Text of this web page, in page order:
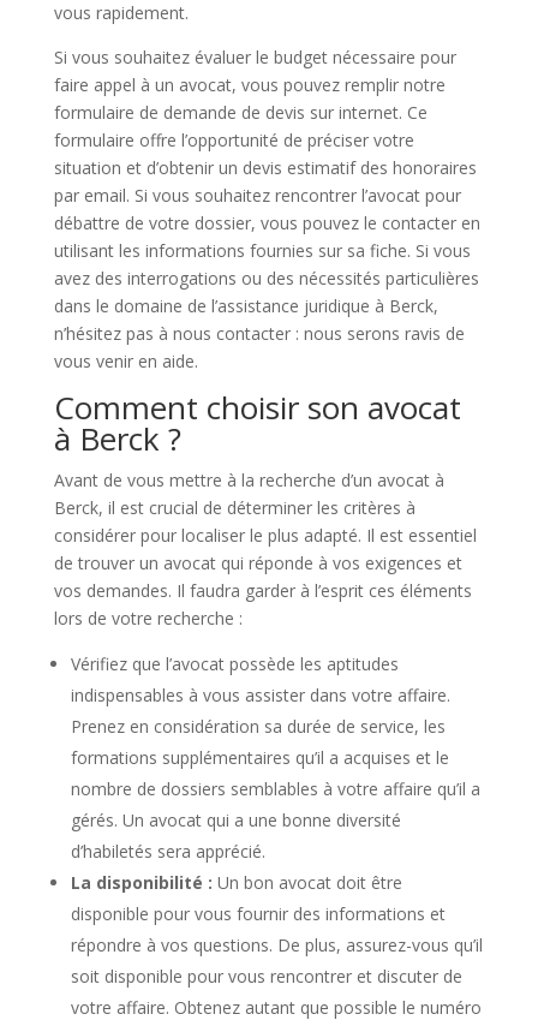
vous rapidement.
Si vous souhaitez évaluer le budget nécessaire pour
faire appel à un avocat, vous pouvez remplir notre
formulaire de demande de devis sur internet. Ce
formulaire offre l’opportunité de préciser votre
situation et d’obtenir un devis estimatif des honoraires
par email. Si vous souhaitez rencontrer l’avocat pour
débattre de votre dossier, vous pouvez le contacter en
utilisant les informations fournies sur sa fiche. Si vous
avez des interrogations ou des nécessités particulières
dans le domaine de l’assistance juridique à Berck,
n’hésitez pas à nous contacter : nous serons ravis de
vous venir en aide.
Comment choisir son avocat
à Berck ?
Avant de vous mettre à la recherche d’un avocat à
Berck, il est crucial de déterminer les critères à
considérer pour localiser le plus adapté. Il est essentiel
de trouver un avocat qui réponde à vos exigences et
vos demandes. Il faudra garder à l’esprit ces éléments
lors de votre recherche :
Vérifiez que l’avocat possède les aptitudes
indispensables à vous assister dans votre affaire.
Prenez en considération sa durée de service, les
formations supplémentaires qu’il a acquises et le
nombre de dossiers semblables à votre affaire qu’il a
gérés. Un avocat qui a une bonne diversité
d’habiletés sera apprécié.
La disponibilité : Un bon avocat doit être
disponible pour vous fournir des informations et
répondre à vos questions. De plus, assurez-vous qu’il
soit disponible pour vous rencontrer et discuter de
votre affaire. Obtenez autant que possible le numéro